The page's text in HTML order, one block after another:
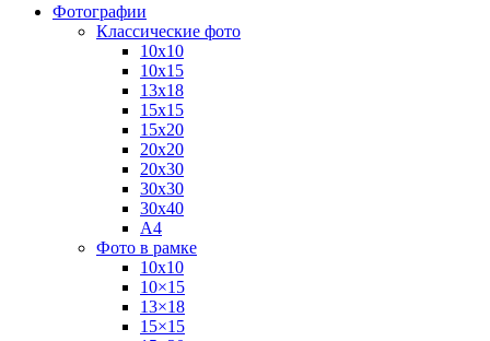
Фотографии
Классические фото
10х10
10х15
13х18
15х15
15х20
20х20
20х30
30х30
30х40
А4
Фото в рамке
10х10
10×15
13×18
15×15